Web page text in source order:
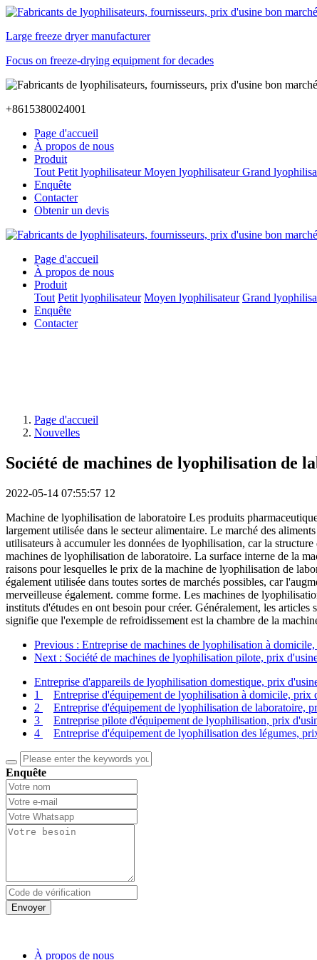
Large freeze dryer manufacturer
Focus on freeze-drying equipment for decades
+8615380024001
Page d'accueil
À propos de nous
Produit
Tout Petit lyophilisateur Moyen lyophilisateur Grand
Enquête
Contacter
Obtenir un devis
Page d'accueil
À propos de nous
Produit
Tout Petit lyophilisateur Moyen lyophilisateur Grand
Enquête
Contacter
Page d'accueil
Nouvelles
Société de machines de lyophilisation de
2022-05-14 07:55:57 12
Machine de lyophilisation de laboratoire Les produits
largement utilisée dans le secteur alimentaire. Le marché des
utilisateurs à accumuler les données de lyophilisation, car la
machines de lyophilisation de laboratoire. La surface interne de la
raisons pour lesquelles le prix de la machine de lyophilisation de
également utilisée dans toutes sortes de marchés possibles, car
merveilleuse également. comme forme. Les machines de
instituts d'études en ont besoin pour créer. Généralement, les
signifie que l'exemple de refroidissement est la chambre de la
Previous : Entreprise de machines de lyophilisation à
Next : Société de machines de lyophilisation pilote, prix
Entreprise d'appareils de lyophilisation domestique, prix
1
Entreprise d'équipement de lyophilisation à domicile, prix
2
Entreprise d'équipement de lyophilisation de laboratoire,
3
Entreprise pilote d'équipement de lyophilisation, prix
4
Entreprise d'équipement de lyophilisation des légumes,
Enquête
Envoyer
À propos de nous